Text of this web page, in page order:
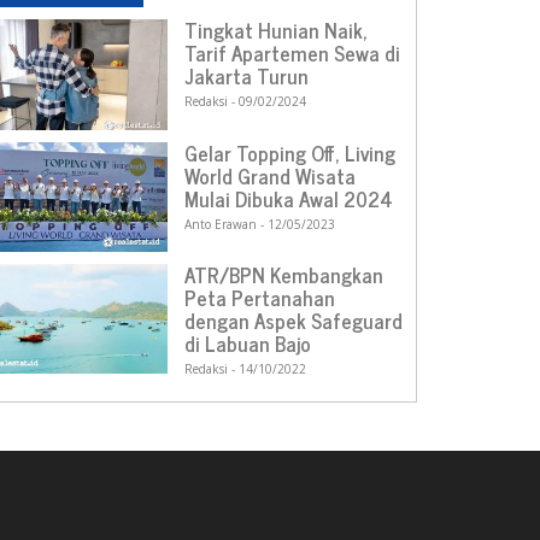
Tingkat Hunian Naik,
Tarif Apartemen Sewa di
Jakarta Turun
Redaksi 09/02/2024
Gelar Topping Off, Living
World Grand Wisata
Mulai Dibuka Awal 2024
Anto Erawan 12/05/2023
ATR/BPN Kembangkan
Peta Pertanahan
dengan Aspek Safeguard
di Labuan Bajo
Redaksi 14/10/2022